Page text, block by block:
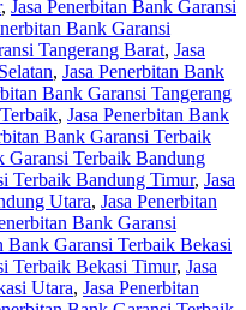
, Jasa Penerbitan Bank Garansi
Bank Garansi
Tangerang Barat, Jasa
, Jasa Penerbitan Bank
Bank Garansi Tangerang
, Jasa Penerbitan Bank
Bank Garansi Terbaik
Garansi Terbaik Bandung
Terbaik Bandung Timur, Jasa
Utara, Jasa Penerbitan
Bank Garansi
Bank Garansi Terbaik Bekasi
Terbaik Bekasi Timur, Jasa
Utara, Jasa Penerbitan